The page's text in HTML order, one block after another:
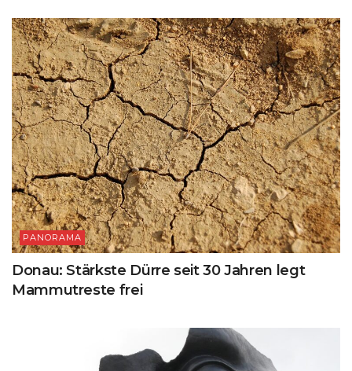
PANORAMA
Donau: Stärkste Dürre seit 30 Jahren legt
Mammutreste frei